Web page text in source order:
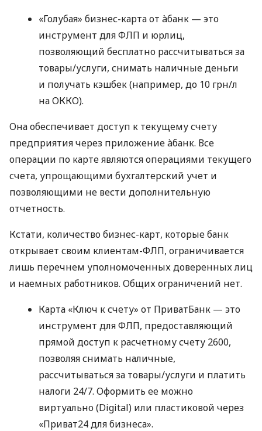
«Голубая» бизнес-карта от àбанк — это
инструмент для ФЛП и юрлиц,
позволяющий бесплатно рассчитываться за
товары/услуги, снимать наличные деньги
и получать кэшбек (например, до 10 грн/л
на ОККО).
Она обеспечивает доступ к текущему счету
предприятия через приложение àбанк. Все
операции по карте являются операциями текущего
счета, упрощающими бухгалтерский учет и
позволяющими не вести дополнительную
отчетность.
Кстати, количество бизнес-карт, которые банк
открывает своим клиентам-ФЛП, ограничивается
лишь перечнем уполномоченных доверенных лиц
и наемных работников. Общих ограничений нет.
Карта «Ключ к счету» от ПриватБанк — это
инструмент для ФЛП, предоставляющий
прямой доступ к расчетному счету 2600,
позволяя снимать наличные,
рассчитываться за товары/услуги и платить
налоги 24/7. Оформить ее можно
виртуально (Digital) или пластиковой через
«Приват24 для бизнеса».